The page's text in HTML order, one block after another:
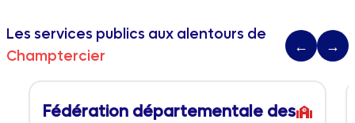
Les services publics aux alentours de
Champtercier
← →
Fédération départementale des